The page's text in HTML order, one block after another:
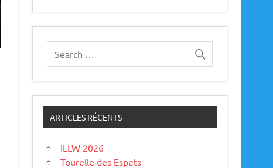
ARTICLES RÉCENTS
ILLW 2026
Tourelle des Espets